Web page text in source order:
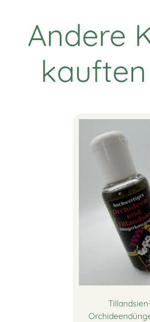
Andere